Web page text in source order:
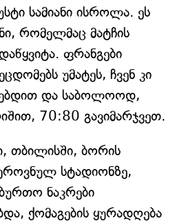
სამიანი ისროლა. ეს
რომელმაც მატჩის
ფრანგები
უმატეს, ჩვენ კი
და საბოლოოდ,
70:80 გავიმარჯვეთ.
თბილისში, ბორის
სტადიონზე,
ნაკრები
ქომაგების ყურადღება